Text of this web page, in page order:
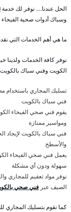
الحل عندنا…. نوفر لك خدمة
وسباك أدوات صحية
ما هي أهم الخدمات التي
نوفر كافة الخدمات ولدينا
الكويت وفني سباك
تسليك المجاري باستخدام
فني سباك بالكويت
يقوم فني صحي الفيحاء
ومواسير ممتازة
فني سباك بالكويت لإيجاد
والأسطح
يعمل فني صحي الفيحاء
سهولة ودون أي مشكلة
نوفر مواد تعقيم للمجاري
الصيف عبر فني صحي
كما نقوم بتسليك